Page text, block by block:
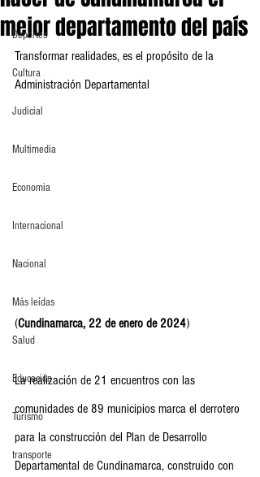
Deportes
Cultura
Judicial
Multimedia
Economia
Internacional
Nacional
Más leídas
Salud
Educación
Turismo
transporte
mejor departamento del país
Transformar realidades, es el propósito de la
Administración Departamental
(Cundinamarca, 22 de enero de 2024)
La realización de 21 encuentros con las
comunidades de 89 municipios marca el derrotero
para la construcción del Plan de Desarrollo
Departamental de Cundinamarca, construido con